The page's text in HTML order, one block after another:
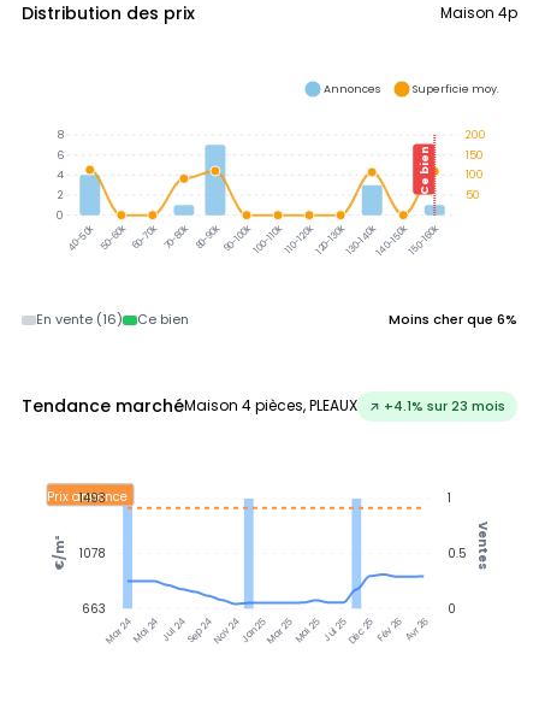
Distribution des prix Maison 4p
40-50k50-60k 60-70k 70-80k 80-90k90-100k100-110k110-120k120-130k130-140k140-150k150-160k
Ce bien
200
150
100
50
8
6
4
2
0
Annonces Superficie moy.
En vente (16) Ce bien Moins cher que 6%
Tendance marchéMaison 4 pièces, PLEAUX ↗ +4.1% sur 23 mois
Mar 24Mai 24 Jul 24Sep 24Nov 24Jan 25Mar 25Mai 25Jul 25Déc 25Fév 26Avr 26
Prix annonce 1
0.5
0
Ventes
1493
1078
663
€/m²